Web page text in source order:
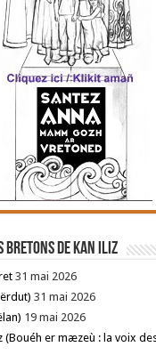
bretons de Kan Iliz
31 mai 2026
31 mai 2026
19 mai 2026
(Bouéh er mæzeù : la voix